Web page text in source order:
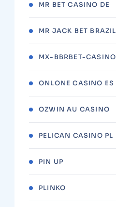
MR BET CASINO DE
MR JACK BET BRAZIL
MX-BBRBET-CASINO
ONLONE CASINO ES
OZWIN AU CASINO
PELICAN CASINO PL
PIN UP
PLINKO